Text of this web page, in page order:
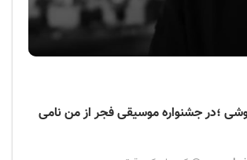
؛در جشنواره موسیقی فجر از من نامی